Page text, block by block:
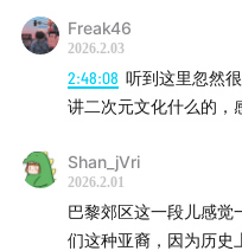
郊区电影的女性视角
《一切闪亮之物》《
暴力是一种表达自我的
《流浪的迪潘》的类型
鼓吹英式价值观
雅克·欧迪亚的身份癖好
Freak46
2026.2.03
2:48:08 听到这里忽然
讲二次元文化什么的，
Shan_jVri
2026.2.01
巴黎郊区这一段儿感觉
们这种亚裔，因为历史